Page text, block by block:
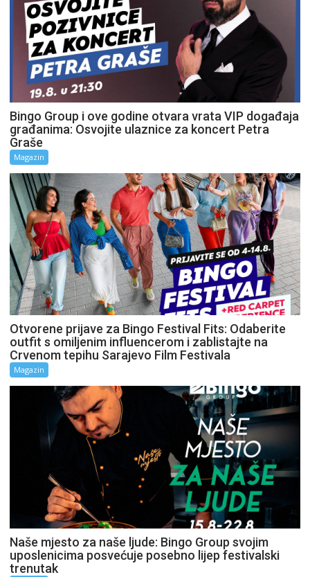
Bingo Group i ove godine otvara vrata VIP događaja
građanima: Osvojite ulaznice za koncert Petra
Graše
Magazin
Otvorene prijave za Bingo Festival Fits: Odaberite
outfit s omiljenim influencerom i zablistajte na
Crvenom tepihu Sarajevo Film Festivala
Magazin
Naše mjesto za naše ljude: Bingo Group svojim
uposlenicima posvećuje posebno lijep festivalski
trenutak